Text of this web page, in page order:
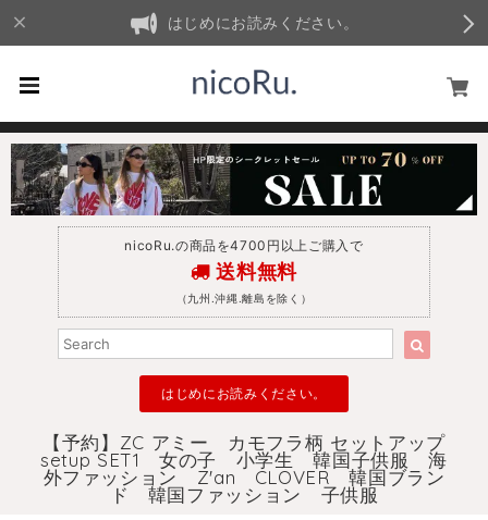
はじめにお読みください。
nicoRu.の商品を4700円以上ご購入で
送料無料
（九州.沖縄.離島を除く）
はじめにお読みください。
【予約】ZC アミー カモフラ柄 セットアップ
setup SET1 女の子 小学生 韓国子供服 海
外ファッション Z'an CLOVER 韓国ブラン
ド 韓国ファッション 子供服